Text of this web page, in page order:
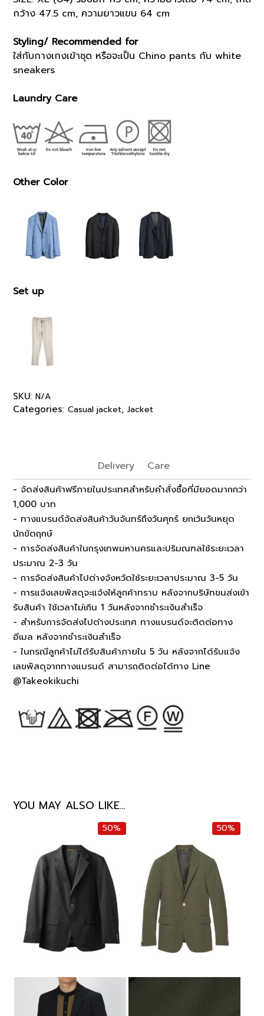
กว้าง 47.5 cm, ความยาวแขน 64 cm
Styling/ Recommended for
ใส่กับกางเกงเข้าชุด หรือจะเป็น Chino pants กับ white
sneakers
Laundry Care
Other Color
Set up
SKU: N/A
Categories: Casual jacket, Jacket
Delivery Care
- จัดส่งสินค้าฟรีภายในประเทศสำหรับคำสั่งซื้อที่มียอดมากกว่า
1,000 บาท
- ทางแบรนด์จัดส่งสินค้าวันจันทร์ถึงวันศุกร์ ยกเว้นวันหยุด
นักขัตฤกษ์
- การจัดส่งสินค้าในกรุงเทพมหานครและปริมณฑลใช้ระยะเวลา
ประมาณ 2-3 วัน
- การจัดส่งสินค้าไปต่างจังหวัดใช้ระยะเวลาประมาณ 3-5 วัน
- การแจ้งเลขพัสดุจะแจ้งให้ลูกค้าทราบ หลังจากบริษัทขนส่งเข้า
รับสินค้า ใช้เวลาไม่เกิน 1 วันหลังจากชำระเงินสำเร็จ
- สำหรับการจัดส่งไปต่างประเทศ ทางแบรนด์จะติดต่อทาง
อีเมล หลังจากชำระเงินสำเร็จ
- ในกรณีลูกค้าไม่ได้รับสินค้าภายใน 5 วัน หลังจากได้รับแจ้ง
เลขพัสดุจากทางแบรนด์ สามารถติดต่อได้ทาง Line
@Takeokikuchi
YOU MAY ALSO LIKE…
50% 50%